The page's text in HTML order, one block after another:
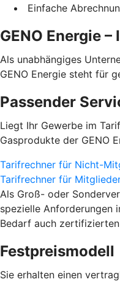
Einfache
GENO Energie
Als unabhängiges
GENO Energie steht für
Passender
Liegt Ihr Gewerbe im
Gasprodukte der GENO
Tarifrechner für Nicht-
Tarifrechner für
Als Groß- oder
spezielle Anforderungen
Bedarf auch
Festpreismodell
Sie erhalten einen